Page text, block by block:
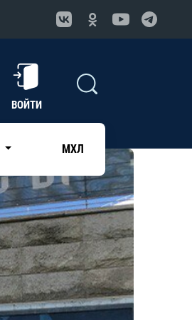
ВОЙТИ
МХЛ